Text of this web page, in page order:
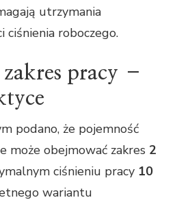
utrzymania
ciśnienia roboczego.
zakres pracy –
podano, że pojemność
może obejmować zakres 2
ciśnieniu pracy 10
wariantu